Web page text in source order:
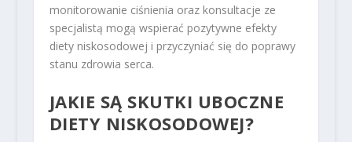
monitorowanie ciśnienia oraz konsultacje ze
specjalistą mogą wspierać pozytywne efekty
diety niskosodowej i przyczyniać się do poprawy
stanu zdrowia serca.
JAKIE SĄ SKUTKI UBOCZNE
DIETY NISKOSODOWEJ?